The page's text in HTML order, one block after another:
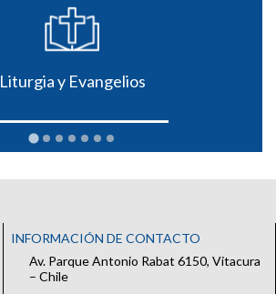
Liturgia y Evangelios
INFORMACIÓN DE CONTACTO
Av. Parque Antonio Rabat 6150, Vitacura
– Chile